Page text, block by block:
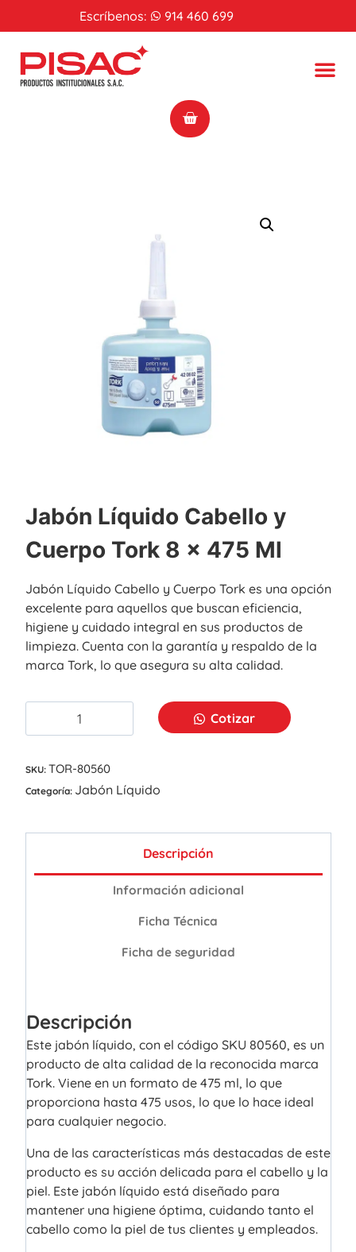
Escríbenos: 914 460 699
Jabón Líquido Cabello y
Cuerpo Tork 8 x 475 Ml
Jabón Líquido Cabello y Cuerpo Tork es una opción
excelente para aquellos que buscan eficiencia,
higiene y cuidado integral en sus productos de
limpieza. Cuenta con la garantía y respaldo de la
marca Tork, lo que asegura su alta calidad.
Cotizar
SKU: TOR-80560
Categoría: Jabón Líquido
Descripción
Información adicional
Ficha Técnica
Ficha de seguridad
Descripción
Este jabón líquido, con el código SKU 80560, es un
producto de alta calidad de la reconocida marca
Tork. Viene en un formato de 475 ml, lo que
proporciona hasta 475 usos, lo que lo hace ideal
para cualquier negocio.
Una de las características más destacadas de este
producto es su acción delicada para el cabello y la
piel. Este jabón líquido está diseñado para
mantener una higiene óptima, cuidando tanto el
cabello como la piel de tus clientes y empleados.